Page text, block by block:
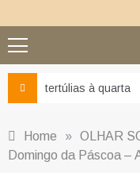
Ciência
Home » OLHAR
Domingo da Páscoa –